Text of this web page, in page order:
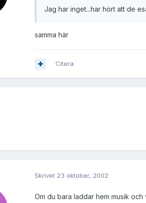
Jag har inget...har hört att de
samma här
Citera
Skrivet 23 oktober, 2002
Om du bara laddar hem musik